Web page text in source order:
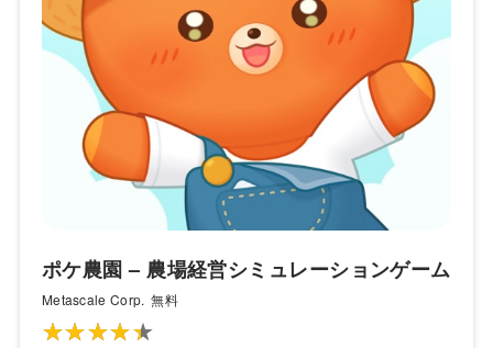
ポケ農園 – 農場経営シミュレーションゲーム
Metascale Corp. 無料
★★★★★
★★★★★